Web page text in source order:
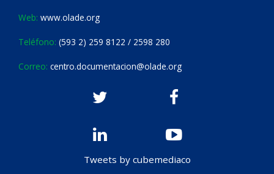
Web: www.olade.org
Teléfono: (593 2) 259 8122 / 2598 280
Correo: centro.documentacion@olade.org
Tweets by cubemediaco